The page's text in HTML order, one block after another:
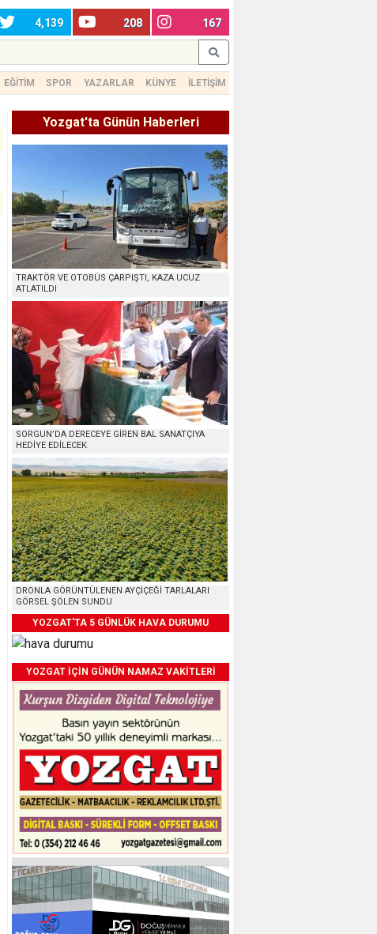
4,139 208 167
EĞİTİM SPOR YAZARLAR KÜNYE İLETİŞİM
Yozgat'ta Günün Haberleri
TRAKTÖR VE OTOBÜS ÇARPIŞTI, KAZA UCUZ
ATLATILDI
SORGUN’DA DERECEYE GİREN BAL SANATÇIYA
HEDİYE EDİLECEK
DRONLA GÖRÜNTÜLENEN AYÇİÇEĞİ TARLALARI
GÖRSEL ŞÖLEN SUNDU
YOZGAT'TA 5 GÜNLÜK HAVA DURUMU
YOZGAT İÇİN GÜNÜN NAMAZ VAKİTLERİ